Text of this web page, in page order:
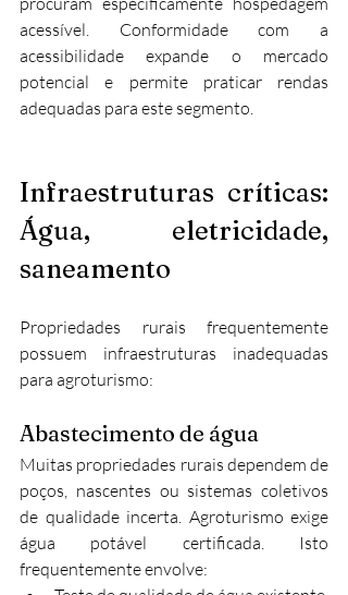
acessível. Conformidade com a
acessibilidade expande o mercado
potencial e permite praticar rendas
adequadas para este segmento.
Infraestruturas críticas:
Água, eletricidade,
saneamento
Propriedades rurais frequentemente
possuem infraestruturas inadequadas
para agroturismo:
Abastecimento de água
Muitas propriedades rurais dependem de
poços, nascentes ou sistemas coletivos
de qualidade incerta. Agroturismo exige
água potável certificada. Isto
frequentemente envolve: